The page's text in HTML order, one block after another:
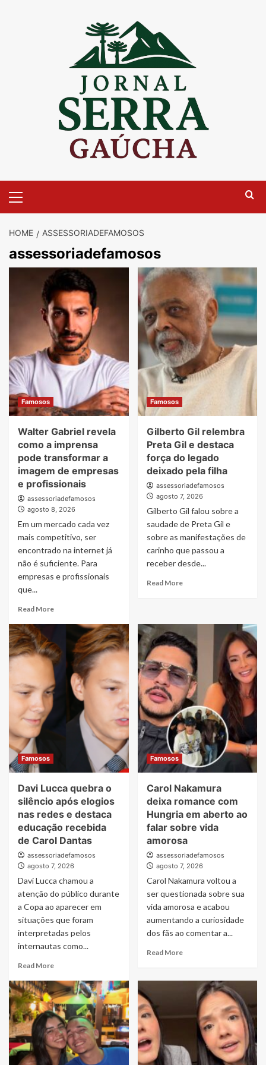
Menu
HOME ASSESSORIADEFAMOSOS
assessoriadefamosos
Famosos
Walter Gabriel revela
como a imprensa
pode transformar a
imagem de empresas
e profissionais
assessoriadefamosos
agosto 8, 2026
Em um mercado cada vez
mais competitivo, ser
encontrado na internet já
não é suficiente. Para
empresas e profissionais
que...
Read MoreRead
Gabriel
revela
como
a
imprensa
transformar
profissionais
Famosos
Gilberto Gil relembra
Preta Gil e destaca
força do legado
deixado pela filha
assessoriadefamosos
agosto 7, 2026
Gilberto Gil falou sobre a
saudade de Preta Gil e
sobre as manifestações de
carinho que passou a
receber desde...
Read MoreRead
Gil
relembra
Preta
Gil
e
destaca
força
do
legado
deixado
pela
filha
Famosos
Davi Lucca quebra o
silêncio após elogios
nas redes e destaca
educação recebida
de Carol Dantas
assessoriadefamosos
agosto 7, 2026
Davi Lucca chamou a
atenção do público durante
a Copa ao aparecer em
situações que foram
interpretadas pelos
internautas como...
Read MoreRead
about
Davi
Lucca
quebra
o
silêncio
após
Famosos
Carol Nakamura
deixa romance com
Hungria em aberto ao
falar sobre vida
amorosa
assessoriadefamosos
agosto 7, 2026
Carol Nakamura voltou a
ser questionada sobre sua
vida amorosa e acabou
aumentando a curiosidade
dos fãs ao comentar a...
Read MoreRead
Nakamura
deixa
romance
Hungria
em